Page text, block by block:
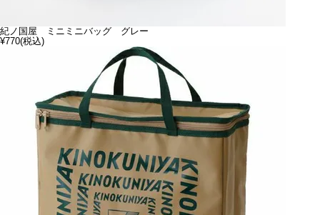
紀ノ国屋 ミニミニバッグ グレー
¥770(税込)